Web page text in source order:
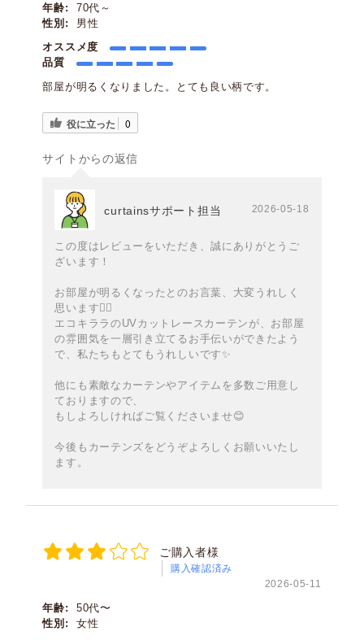
年齢:
70代～
性別:
男性
オススメ度
品質
部屋が明るくなりました。とても良い柄です。
役に立った 0
サイトからの返信
curtainsサポート担当 2026-05-18
この度はレビューをいただき、誠にありがとうご
ざいます！
お部屋が明るくなったとのお言葉、大変うれしく
思います🙇‍♀️
エコキララのUVカットレースカーテンが、お部屋
の雰囲気を一層引き立てるお手伝いができたよう
で、私たちもとてもうれしいです✨️
他にも素敵なカーテンやアイテムを多数ご用意し
ておりますので、
もしよろしければご覧くださいませ😊
今後もカーテンズをどうぞよろしくお願いいたし
ます。
ご購入者様
購入確認済み
2026-05-11
年齢:
50代〜
性別:
女性